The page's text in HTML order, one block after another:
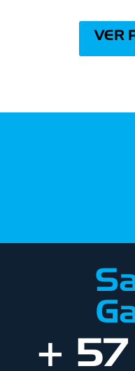
VER
+ 57